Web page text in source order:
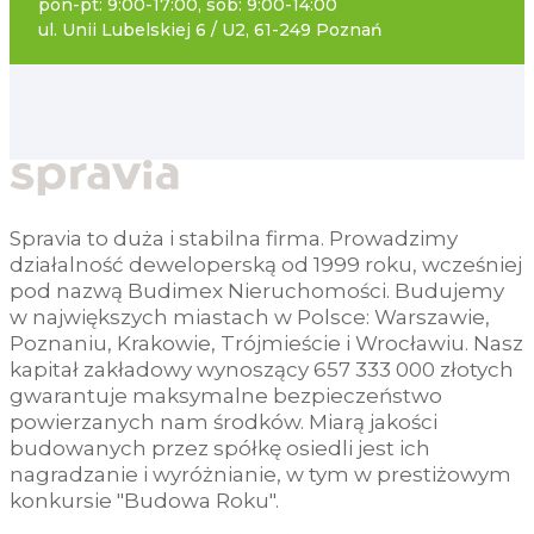
pon-pt: 9:00-17:00, sob: 9:00-14:00
ul. Unii Lubelskiej 6 / U2, 61-249 Poznań
Spravia to duża i stabilna firma. Prowadzimy
działalność deweloperską od 1999 roku, wcześniej
pod nazwą Budimex Nieruchomości. Budujemy
w największych miastach w Polsce: Warszawie,
Poznaniu, Krakowie, Trójmieście i Wrocławiu. Nasz
kapitał zakładowy wynoszący 657 333 000 złotych
gwarantuje maksymalne bezpieczeństwo
powierzanych nam środków. Miarą jakości
budowanych przez spółkę osiedli jest ich
nagradzanie i wyróżnianie, w tym w prestiżowym
konkursie "Budowa Roku".